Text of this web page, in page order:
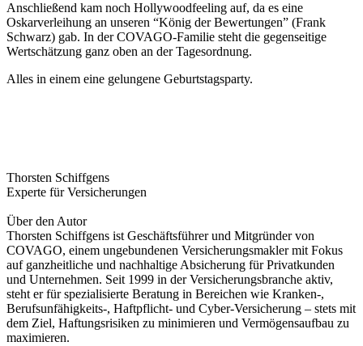
Anschließend kam noch Hollywoodfeeling auf, da es eine
Oskarverleihung an unseren “König der Bewertungen” (Frank
Schwarz) gab. In der COVAGO-Familie steht die gegenseitige
Wertschätzung ganz oben an der Tagesordnung.
Alles in einem eine gelungene Geburtstagsparty.
Thorsten Schiffgens
Experte für Versicherungen
Über den Autor
Thorsten Schiffgens ist Geschäftsführer und Mitgründer von
COVAGO, einem ungebundenen Versicherungsmakler mit Fokus
auf ganzheitliche und nachhaltige Absicherung für Privatkunden
und Unternehmen. Seit 1999 in der Versicherungsbranche aktiv,
steht er für spezialisierte Beratung in Bereichen wie Kranken‑,
Berufsunfähigkeits‑, Haftpflicht‑ und Cyber-Versicherung – stets mit
dem Ziel, Haftungsrisiken zu minimieren und Vermögensaufbau zu
maximieren.